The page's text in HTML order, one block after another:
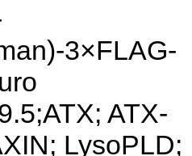
3×FLAG-
ATX-
LysoPLD;